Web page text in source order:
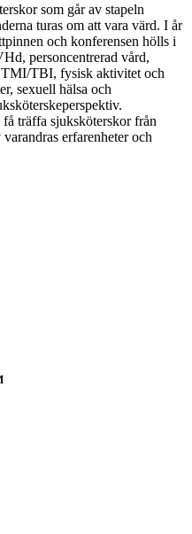
som går av stapeln
turas om att vara värd. I år
och konferensen hölls i
personcentrerad vård,
TMI/TBI, fysisk aktivitet och
sexuell hälsa och
träffa sjuksköterskor från
erfarenheter och